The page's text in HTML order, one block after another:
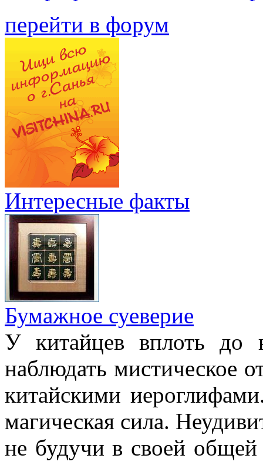
перейти в форум
Интересные факты
Бумажное суеверие
У китайцев вплоть до
наблюдать мистическое
китайскими
магическая сила.
не будучи в своей